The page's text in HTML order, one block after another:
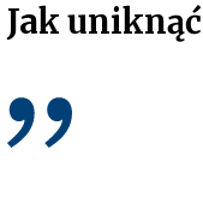
Jak